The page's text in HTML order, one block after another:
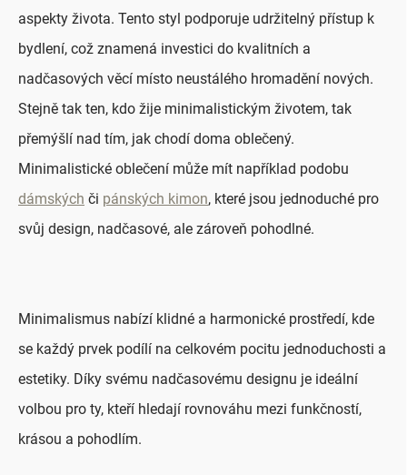
aspekty života. Tento styl podporuje udržitelný přístup k
bydlení, což znamená investici do kvalitních a
nadčasových věcí místo neustálého hromadění nových.
Stejně tak ten, kdo žije minimalistickým životem, tak
přemýšlí nad tím, jak chodí doma oblečený.
Minimalistické oblečení může mít například podobu
dámských či pánských kimon, které jsou jednoduché pro
svůj design, nadčasové, ale zároveň pohodlné.
Minimalismus nabízí klidné a harmonické prostředí, kde
se každý prvek podílí na celkovém pocitu jednoduchosti a
estetiky. Díky svému nadčasovému designu je ideální
volbou pro ty, kteří hledají rovnováhu mezi funkčností,
krásou a pohodlím.